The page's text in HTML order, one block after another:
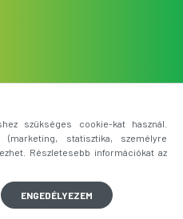
szükséges cookie-kat használ.
(marketing, statisztika, személyre
Részletesebb információkat az
ENGEDÉLYEZEM